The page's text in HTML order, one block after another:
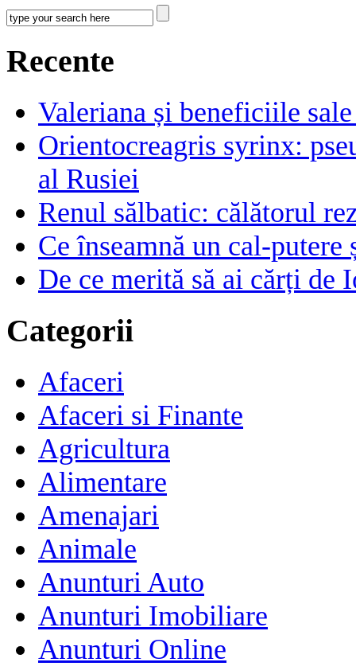
Recente
Valeriana și beneficiile
Orientocreagris syrinx:
al Rusiei
Renul sălbatic: călătorul
Ce înseamnă un cal-putere
De ce merită să ai cărți de
Categorii
Afaceri
Afaceri si Finante
Agricultura
Alimentare
Amenajari
Animale
Anunturi Auto
Anunturi Imobiliare
Anunturi Online